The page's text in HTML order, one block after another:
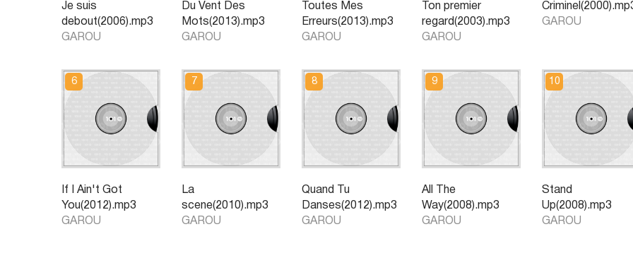
Je suis
debout(2006).mp3
GAROU
Du Vent Des
Mots(2013).mp3
GAROU
Toutes Mes
Erreurs(2013).mp3
GAROU
Ton premier
regard(2003).mp3
GAROU
GAROU
If I Ain't Got
You(2012).mp3
GAROU
La
scene(2010).mp3
GAROU
Quand Tu
Danses(2012).mp3
GAROU
All The
Way(2008).mp3
GAROU
Stand
Up(2008).mp3
GAROU